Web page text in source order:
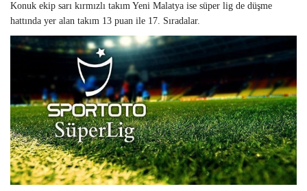
Konuk ekip sarı kırmızlı takım Yeni Malatya ise süper lig de düşme
hattında yer alan takım 13 puan ile 17. Sıradalar.